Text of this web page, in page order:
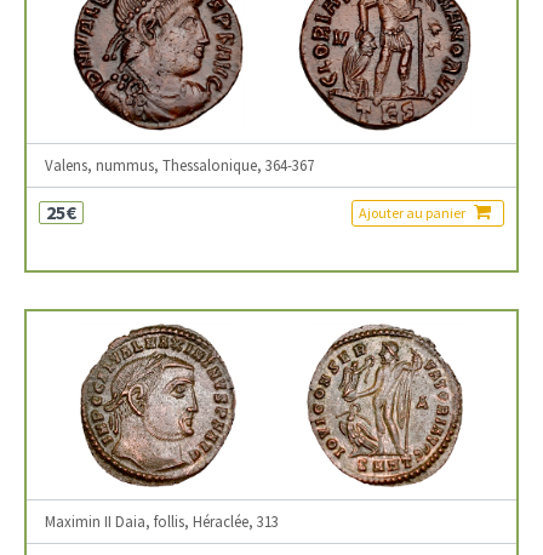
Valens, nummus, Thessalonique, 364-367
25€ Ajouter au panier
Maximin II Daia, follis, Héraclée, 313